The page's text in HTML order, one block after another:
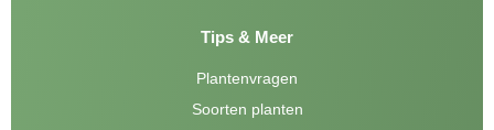
Tips & Meer
Plantenvragen
Soorten planten